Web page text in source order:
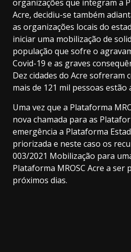
organizações que integram a
Acre, decidiu-se também
as organizações locais do
iniciar uma mobilização de
população que sofre o
Covid-19 e as graves
Dez cidades do Acre sofreram
mais de 121 mil pessoas estão
Uma vez que a Plataforma
nova chamada para as
emergência a Plataforma
priorizada e neste caso os
003/2021 Mobilização para
Plataforma MROSC Acre a ser
próximos dias.